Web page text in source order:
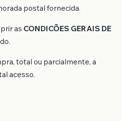
postal fornecida.
as CONDICÕES GERAIS DE
total ou parcialmente, a
acesso.